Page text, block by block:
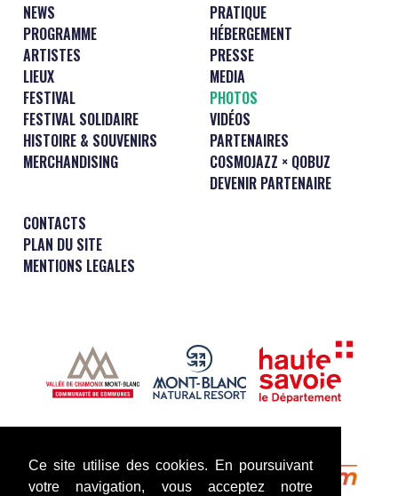
Ce site utilise des cookies. En poursuivant
votre navigation, vous acceptez notre
NEWS
PROGRAMME
ARTISTES
LIEUX
FESTIVAL
FESTIVAL SOLIDAIRE
HISTOIRE & SOUVENIRS
MERCHANDISING
PRATIQUE
HÉBERGEMENT
PRESSE
MEDIA
PHOTOS
VIDÉOS
PARTENAIRES
COSMOJAZZ × QOBUZ
DEVENIR PARTENAIRE
CONTACTS
PLAN DU SITE
MENTIONS LEGALES